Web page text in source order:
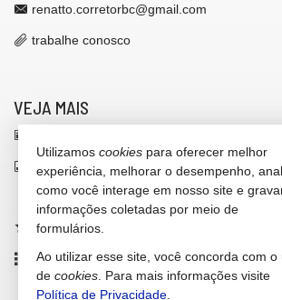
renatto.corretorbc@gmail.com
trabalhe conosco
VEJA MAIS
indicadores financeiros
cadastre seu imóvel
imóveis favoritos
mapa de imóveis
Utilizamos cookies para oferecer melhor
experiência, melhorar o desempenho,
como você interage em nosso site e
informações coletadas por meio de
formulários.
Ao utilizar esse site, você concorda com o
de cookies . Para mais informações visite
Política de Privacidade